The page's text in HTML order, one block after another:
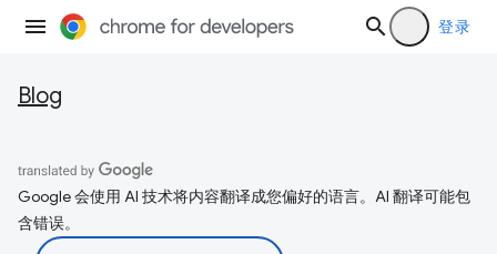
登录
Blog
Google 会使用 AI 技术将内容翻译成您偏好的语言。AI 翻译可能包
含错误。